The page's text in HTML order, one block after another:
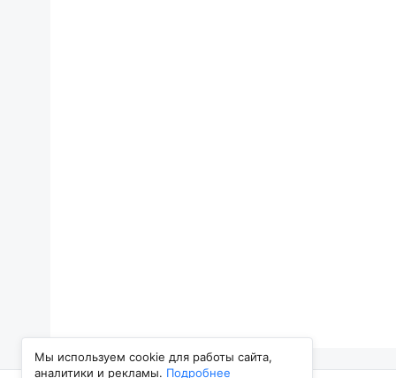
Мы используем cookie для работы сайта,
аналитики и рекламы. Подробнее